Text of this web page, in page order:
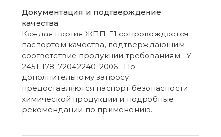
Документация и подтверждение
качества
Каждая партия ЖПП-Е1 сопровождается
паспортом качества, подтверждающим
соответствие продукции требованиям ТУ
2451-178-72042240-2006 . По
дополнительному запросу
предоставляются паспорт безопасности
химической продукции и подробные
рекомендации по применению.